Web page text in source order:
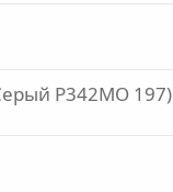
Р342MO 197)